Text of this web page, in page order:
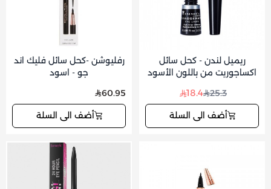
ريميل لندن - كحل سائل
اكساجوريت من باللون الأسود
25.3
18.4
أضف الى السلة
رفليوشن -كحل سائل فليك اند
جو - اسود
60.95
أضف الى السلة